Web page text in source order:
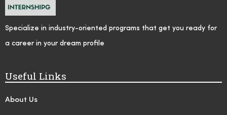
Specialize in industry-oriented programs that get you ready for
a career in your dream profile
Useful Links
About Us